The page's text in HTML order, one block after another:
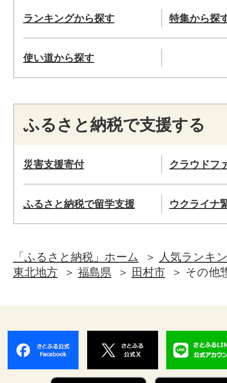
ランキングから探す 特集から探
使い道から探す
ふるさと納税で支援する
災害支援寄付 クラウドフ
ふるさと納税で留学支援 ウクライナ
「ふるさと納税」ホーム
人気ランキ
東北地方
福島県 田村市 その他